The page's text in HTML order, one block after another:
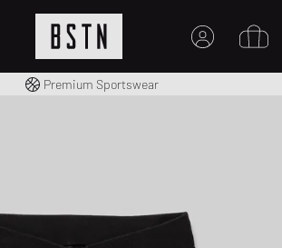
IL MIO ACCOUNT
Consegna gratuita in Italia da 100€
Premium Sportswear